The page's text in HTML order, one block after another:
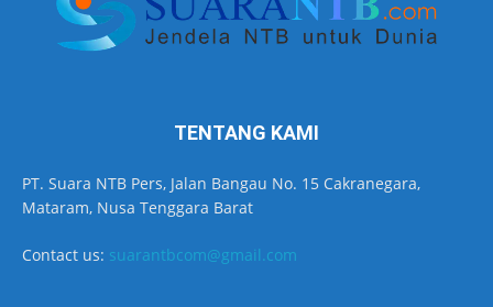
TENTANG KAMI
PT. Suara NTB Pers, Jalan Bangau No. 15 Cakranegara,
Mataram, Nusa Tenggara Barat
Contact us: suarantbcom@gmail.com